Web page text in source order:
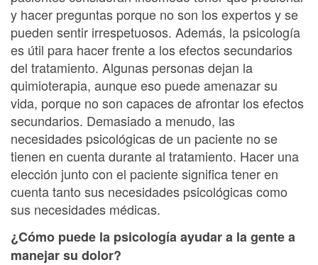
y hacer preguntas porque no son los expertos y se
pueden sentir irrespetuosos. Además, la psicología
es útil para hacer frente a los efectos secundarios
del tratamiento. Algunas personas dejan la
quimioterapia, aunque eso puede amenazar su
vida, porque no son capaces de afrontar los efectos
secundarios. Demasiado a menudo, las
necesidades psicológicas de un paciente no se
tienen en cuenta durante al tratamiento. Hacer una
elección junto con el paciente significa tener en
cuenta tanto sus necesidades psicológicas como
sus necesidades médicas.
¿Cómo puede la psicología ayudar a la gente a
manejar su dolor?